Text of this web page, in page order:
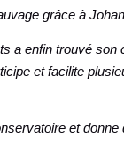
grâce à
a enfin trouvé son
et facilite
et donne